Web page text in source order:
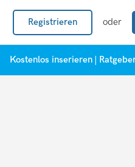
Registrieren oder
Kostenlos inserieren